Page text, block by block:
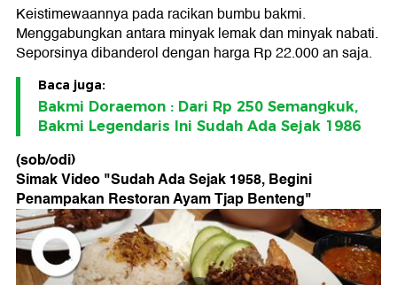
Keistimewaannya pada racikan bumbu bakmi.
Menggabungkan antara minyak lemak dan minyak nabati.
Seporsinya dibanderol dengan harga Rp 22.000 an saja.
Baca juga:
Bakmi Doraemon : Dari Rp 250 Semangkuk,
Bakmi Legendaris Ini Sudah Ada Sejak 1986
(sob/odi)
Simak Video "Sudah Ada Sejak 1958, Begini
Penampakan Restoran Ayam Tjap Benteng"